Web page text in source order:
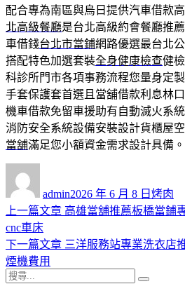
配合專為南區與烏日提供汽車借款
北高級餐廳是台北高級約會餐廳推
車借錢台北市當鋪網路優選最台北
搭配特色加選套裝全身健康檢查健
科診所門市各項事務流程您量身定製
手套保護套首選且當舖借款利息林
機車借款免留車援助有自動滅火系
消防安全系統設備安裝設計貨櫃屋
當舖滿足您小額資金需求設計具備。
admin佈
日
2026 年 6 月 8 日 類
烤肉
文
章
導
覽
上一篇文章 上
篇
高雄當舖推薦板橋當鋪
cnc車床
下一篇文章 下
三洋服務站專業洗衣店
煙機費用
搜